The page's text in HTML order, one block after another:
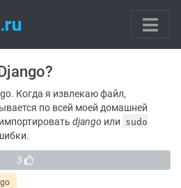
Когда я извлекаю файл,
по всей моей домашней
django или sudo
3